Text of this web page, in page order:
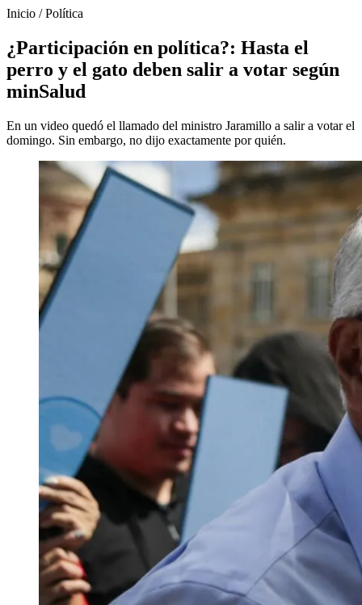
Inicio /Política
¿Participación en política?: Hasta el
perro y el gato deben salir a votar según
minSalud
En un video quedó el llamado del ministro Jaramillo a salir a votar el
domingo. Sin embargo, no dijo exactamente por quién.